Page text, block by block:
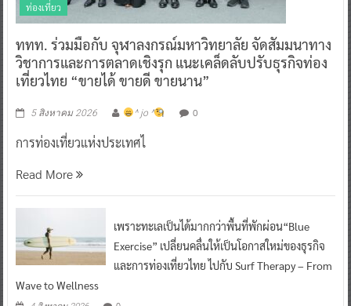
ท่องเที่ยว
ททท. ร่วมมือกับ จุฬาลงกรณ์มหาวิทยาลัย จัดสัมมนาทาง
วิชาการและการตลาดเชิงรุก แนะเคล็ดลับปรับธุรกิจท่อง
เที่ยวไทย “ขายได้ ขายดี ขายนาน”
5 สิงหาคม 2026 ^ jo ^ 0
การท่องเที่ยวแห่งประเทศไ
Read More
เพราะทะเลเป็นได้มากกว่าพื้นที่พักผ่อน“Blue
Exercise” เปลี่ยนคลื่นให้เป็นโอกาสใหม่ของธุรกิจ
และการท่องเที่ยวไทย ไปกับ Surf Therapy – From
Wave to Wellness